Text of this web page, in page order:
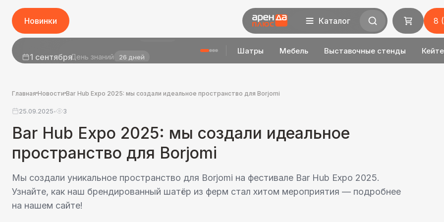
Новинки
Шатры Мебель Выставочные стенды
Каталог 8
Главная Новости Bar Hub Expo 2025: мы создали идеальное пространство для Borjomi
25.09.2025• 3
Bar Hub Expo 2025: мы создали идеальное
пространство для Borjomi
Мы создали уникальное пространство для Borjomi на фестивале Bar Hub Expo 2025.
Узнайте, как наш брендированный шатёр из ферм стал хитом мероприятия — подробнее
на нашем сайте!